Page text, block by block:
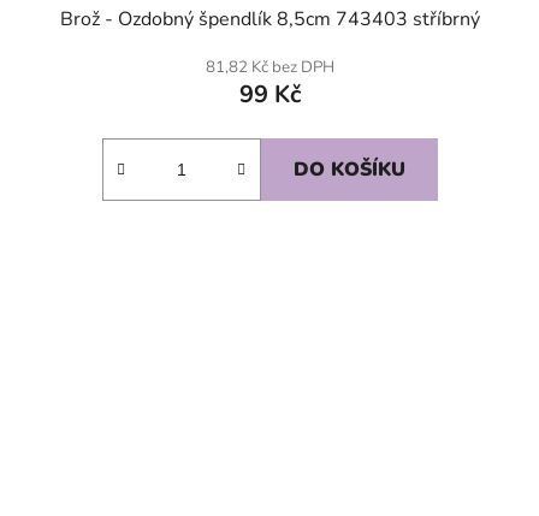
Brož - Ozdobný špendlík 8,5cm 743403 stříbrný
81,82 Kč bez DPH
99 Kč
DO KOŠÍKU